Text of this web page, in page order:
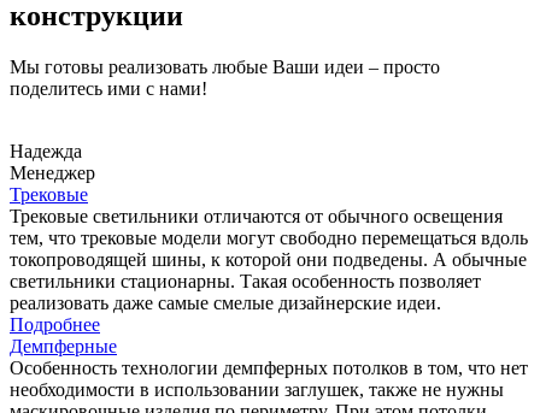
конструкции
Мы готовы реализовать любые Ваши идеи – просто
поделитесь ими с нами!
Надежда
Менеджер
Трековые
Трековые светильники отличаются от обычного освещения
тем, что трековые модели могут свободно перемещаться вдоль
токопроводящей шины, к которой они подведены. А обычные
светильники стационарны. Такая особенность позволяет
реализовать даже самые смелые дизайнерские идеи.
Подробнее
Демпферные
Особенность технологии демпферных потолков в том, что нет
необходимости в использовании заглушек, также не нужны